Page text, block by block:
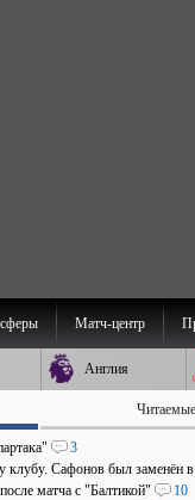
Матч-центр
Англия
Читаемые
3
Сафонов был заменён в
матча с "Балтикой"
10